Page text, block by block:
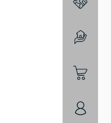
3-
4-
5-
6-